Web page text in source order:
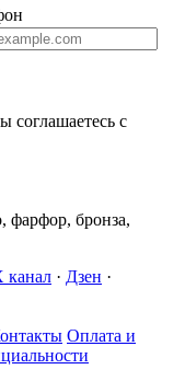
соглашаетесь с
фарфор, бронза,
канал · Дзен ·
Оплата и